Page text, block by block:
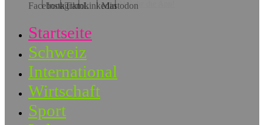
Hol dir die App!
Startseite
Schweiz
International
Wirtschaft
Sport